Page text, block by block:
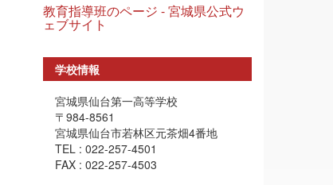
教育指導班のページ - 宮城県公式ウ
ェブサイト
学校情報
宮城県仙台第一高等学校
〒984-8561
宮城県仙台市若林区元茶畑4番地
TEL : 022-257-4501
FAX : 022-257-4503